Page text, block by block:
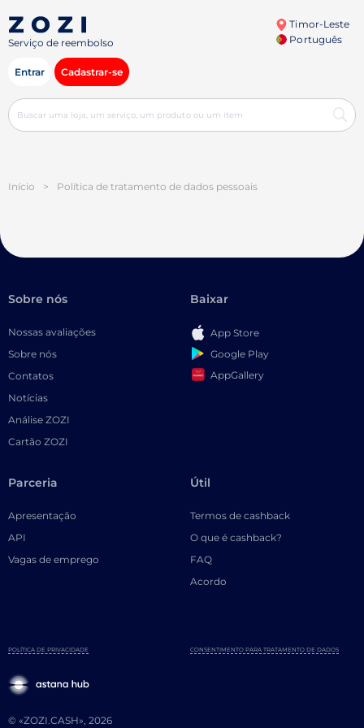
Serviço de reembolso
Timor-Leste
Português
Entrar Cadastrar-se
Início > Política de tratamento de dados pessoais
Sobre nós
Nossas avaliações
Sobre nós
Contatos
Notícias
Análise ZOZI
Cartão ZOZI
Baixar
App Store
Google Play
AppGallery
Parceria
Apresentação
API
Vagas de emprego
Útil
Termos de cashback
O que é cashback?
FAQ
Acordo
© «ZOZI.CASH», 2026
POLÍTICA DE PRIVACIDADE CONSENTIMENTO PARA TRATAMENTO DE DADOS